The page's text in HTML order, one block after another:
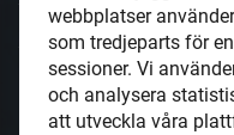
näringslivet
en hel del
webbplatser
som tredjeparts för
sessioner. Vi
och analysera
att utveckla våra